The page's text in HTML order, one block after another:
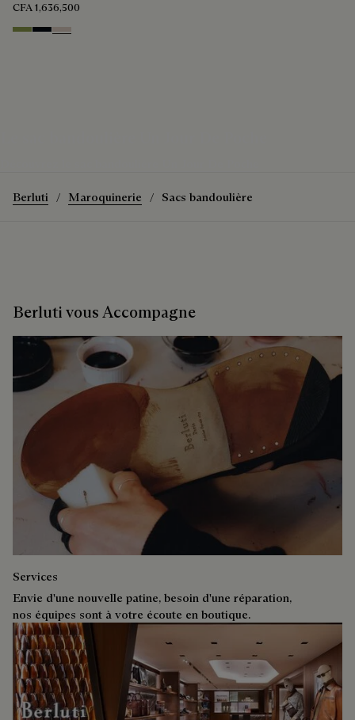
CFA 1,636,500
WillowAtlantide
Gris
Berluti Maroquinerie Sacs bandoulière
Berluti vous Accompagne
Services
Envie d'une nouvelle patine, besoin d'une réparation,
nos équipes sont à votre écoute en boutique.